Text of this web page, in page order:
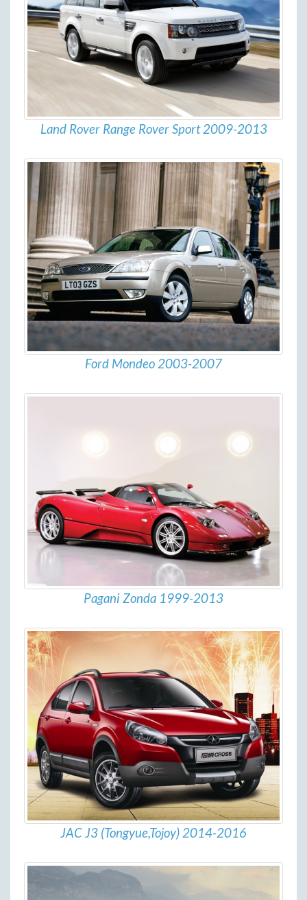
Land Rover Range Rover Sport 2009-2013
Ford Mondeo 2003-2007
Pagani Zonda 1999-2013
JAC J3 (Tongyue,Tojoy) 2014-2016